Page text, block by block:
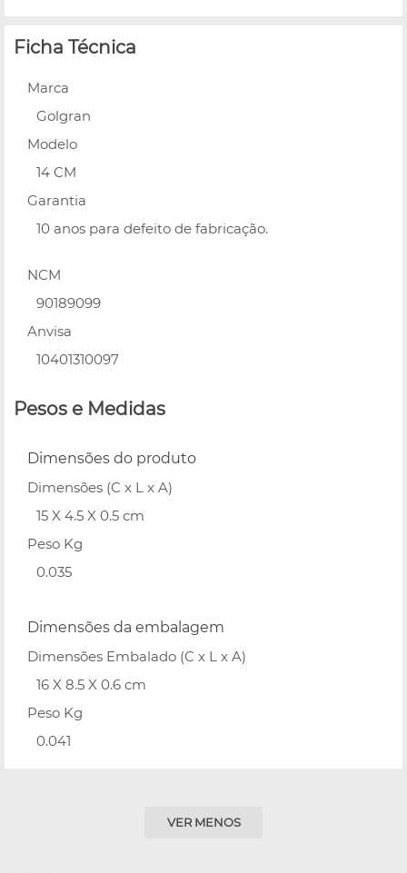
Ficha Técnica
Marca
Golgran
Modelo
14 CM
Garantia
10 anos para defeito de fabricação.
NCM
90189099
Anvisa
10401310097
Pesos e Medidas
Dimensões do produto
Dimensões (C x L x A)
15 X 4.5 X 0.5 cm
Peso Kg
0.035
Dimensões da embalagem
Dimensões Embalado (C x L x A)
16 X 8.5 X 0.6 cm
Peso Kg
0.041
VER MENOS